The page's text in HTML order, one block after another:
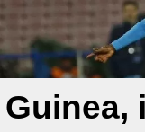
Guinea,